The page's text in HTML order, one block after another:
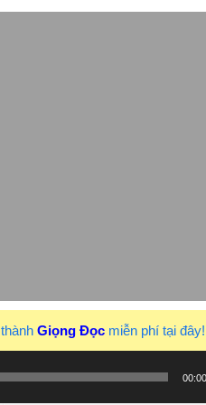
thành Giọng Đọc miễn phí tại đây!
00:00